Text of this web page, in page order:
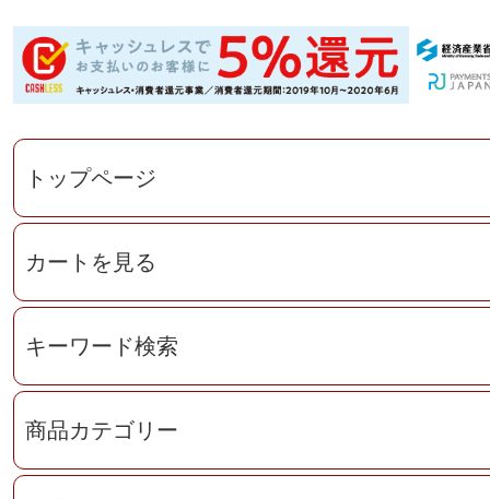
トップページ
カートを見る
キーワード検索
商品カテゴリー